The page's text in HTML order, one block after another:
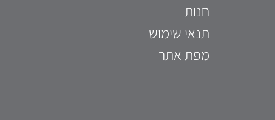
חנות
תנאי שימוש
מפת אתר